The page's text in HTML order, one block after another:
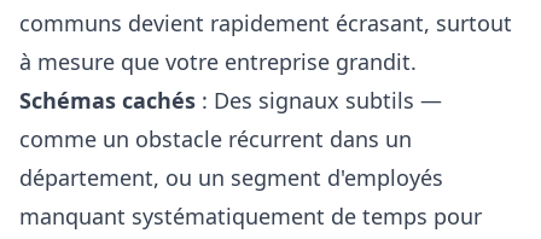
communs devient rapidement écrasant, surtout
à mesure que votre entreprise grandit.
Schémas cachés : Des signaux subtils —
comme un obstacle récurrent dans un
département, ou un segment d'employés
manquant systématiquement de temps pour